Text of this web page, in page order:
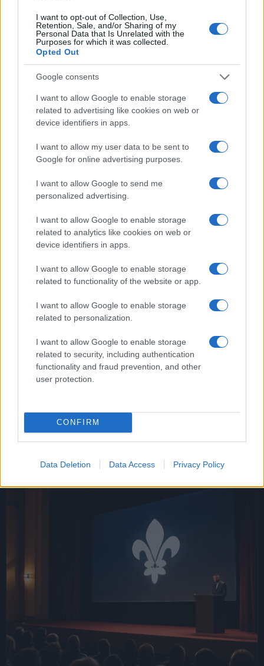
I want to opt-out of Collection, Use,
Retention, Sale, and/or Sharing of my
Personal Data that Is Unrelated with the
Purposes for which it was collected.
Opted Out
Google consents
I want to allow Google to enable storage
related to advertising like cookies on web or
device identifiers in apps.
I want to allow my user data to be sent to
Google for online advertising purposes.
I want to allow Google to send me
personalized advertising.
I want to allow Google to enable storage
related to analytics like cookies on web or
device identifiers in apps.
I want to allow Google to enable storage
related to functionality of the website or app.
I want to allow Google to enable storage
related to personalization.
I want to allow Google to enable storage
related to security, including authentication
functionality and fraud prevention, and other
user protection.
CONFIRM
Data Deletion Data Access Privacy Policy
Un attentato che fa tremare la libertà di stampa in
Italia: la bomba piazzata davanti alla casa di
Sigfrido Ranucci sta alimentando un dibattito
acceso sull’incolumità dei giornalisti.…
Leggi l’articolo →
CRONACA
Attentato a Ranucci: arresti e
segnali inquietanti per la libertà
di stampa in Italia
30 Giugno 2026 - 09:09Italo Lauro
La notizia dell’attentato dinamitardo contro il
la scena mediatica e politica italiana. Ieri, i…
Leggi l’articolo →